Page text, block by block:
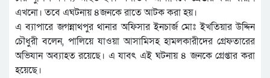
এখনো। তবে এঘটনায় ৪জনকে রাতে আটক করা হয়।
এ ব্যাপারে জগন্নাথপুর থানার অফিসার ইনচার্জ মোঃ ইখতিয়ার উদ্দিন
চৌধুরী বলেন, পালিয়ে যাওয়া আসামিসহ হামলকারীদের গ্রেফতারের
অভিযান অব্যাহত রয়েছে। এ যাবৎ এই ঘটনায় ৪ জনকে গ্রেপ্তার করা
হয়েছে।